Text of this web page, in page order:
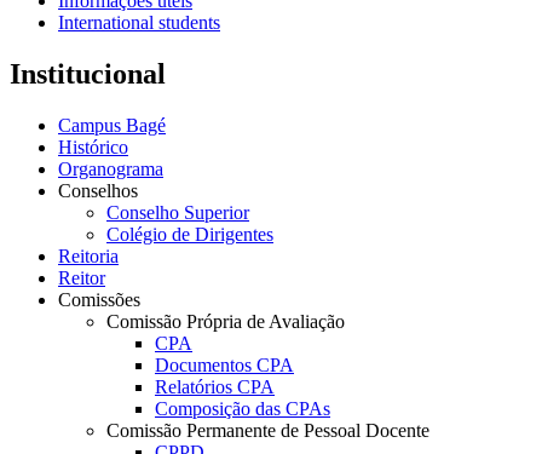
International students
Institucional
Campus Bagé
Histórico
Organograma
Conselhos
Conselho Superior
Colégio de Dirigentes
Reitoria
Reitor
Comissões
Comissão Própria de Avaliação
CPA
Documentos CPA
Relatórios CPA
Composição das CPAs
Comissão Permanente de Pessoal Docente